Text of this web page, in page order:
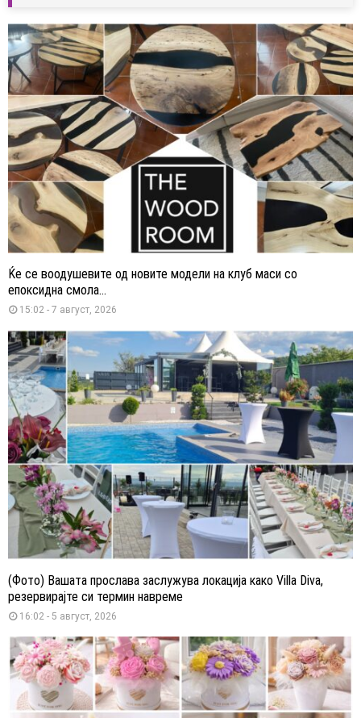
Ќе се воодушевите од новите модели на клуб маси со
епоксидна смола...
15:02 - 7 август, 2026
(Фото) Вашата прослава заслужува локација како Villa Diva,
резервирајте си термин навреме
16:02 - 5 август, 2026